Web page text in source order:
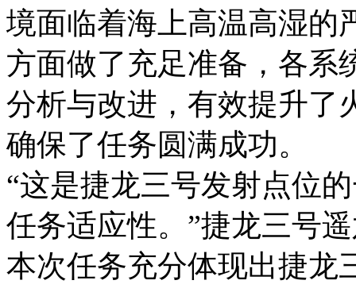
境面临着海上高温高湿的
方面做了充足准备，各系
分析与改进，有效提升了
确保了任务圆满成功。
“这是捷龙三号发射点位
任务适应性。”捷龙三号
本次任务充分体现出捷龙